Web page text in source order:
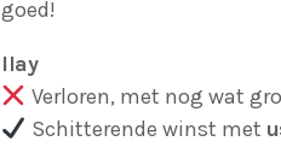
goed!
Ilay
Verloren, met nog wat
Schitterende winst met